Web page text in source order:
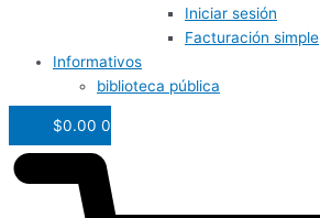
Iniciar sesión
Facturación simple
Informativos
biblioteca pública
$0.00 0